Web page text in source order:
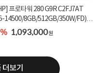
프로타워 280 G9R C2FJ7AT
14500/8GB/512GB/350W/FD)
본제품]★오직 컴...
1,093,000원
보기